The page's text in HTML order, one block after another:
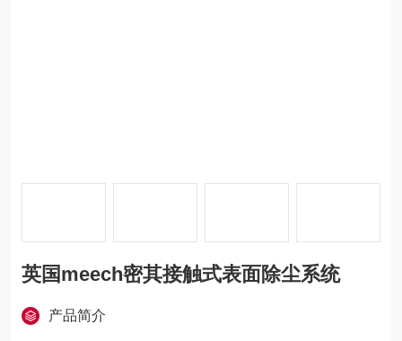
英国meech密其接触式表面除尘系统
产品简介